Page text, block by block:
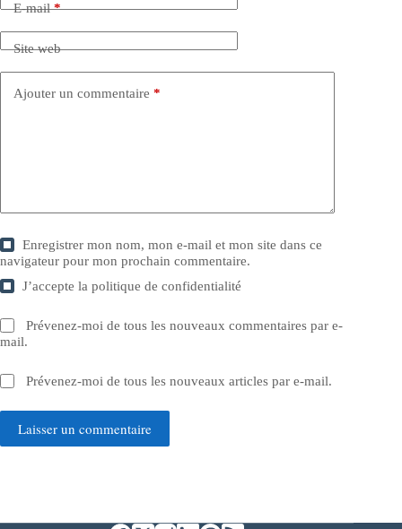
E-mail*
Site web
Ajouter un commentaire *
Enregistrer mon nom, mon e-mail et mon site dans ce
navigateur pour mon prochain commentaire.
J’accepte lapolitique de confidentialité
Prévenez-moi de tous les nouveaux commentaires par e-
mail.
Prévenez-moi de tous les nouveaux articles par e-mail.
Laisser un commentaire